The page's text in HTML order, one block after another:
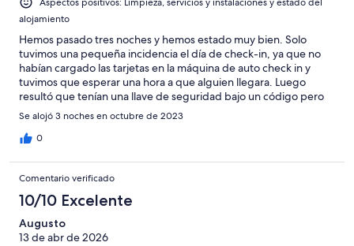
alojamiento
Hemos pasado tres noches y hemos estado muy bien. Solo
tuvimos una pequeña incidencia el día de check-in, ya que no
habían cargado las tarjetas en la máquina de auto check in y
tuvimos que esperar una hora a que alguien llegara. Luego
resultó que tenían una llave de seguridad bajo un código pero
por teléfono no lo indicaron.
Se alojó 3 noches en octubre de 2023
0
Comentario verificado
10/10 Excelente
Augusto
13 de abr de 2026